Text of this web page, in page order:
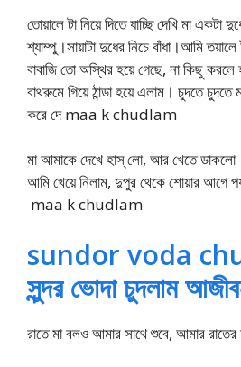
তোয়ালে টা নিয়ে দিতে যাচ্ছি দেখি মা একটা
শ্যাম্পু।সায়াটা দুধের নিচে বাঁধা।আমি
বাবাজি তো অস্থির হয়ে গেছে, না কিছু করলে
বাথরুমে গিয়ে ঠান্ডা হয়ে এলাম। চুদতে
করে দে maa k chudlam
মা আমাকে দেখে হাস্ লো, আর খেতে
আমি খেয়ে নিলাম, দুপুর থেকে শোয়ার আগে
maa k chudlam
sundor voda
সুন্দর ভোদা চুদলাম
রাতে মা বলও আমার সাথে শুবে, আমার